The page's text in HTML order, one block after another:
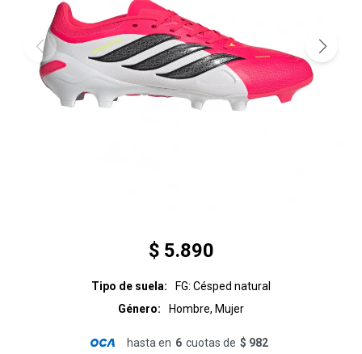
$ 5.890
Tipo de suela
FG: Césped natural
Género
Hombre, Mujer
hasta en 6 cuotas de $ 982